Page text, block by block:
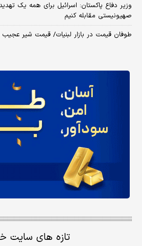
وزیر دفاع پاکستان: اسرائیل برای همه یک
صهیونیستی مقابله کنیم
طوفان قیمت در بازار لبنیات/ قیمت شیر
تازه های سایت